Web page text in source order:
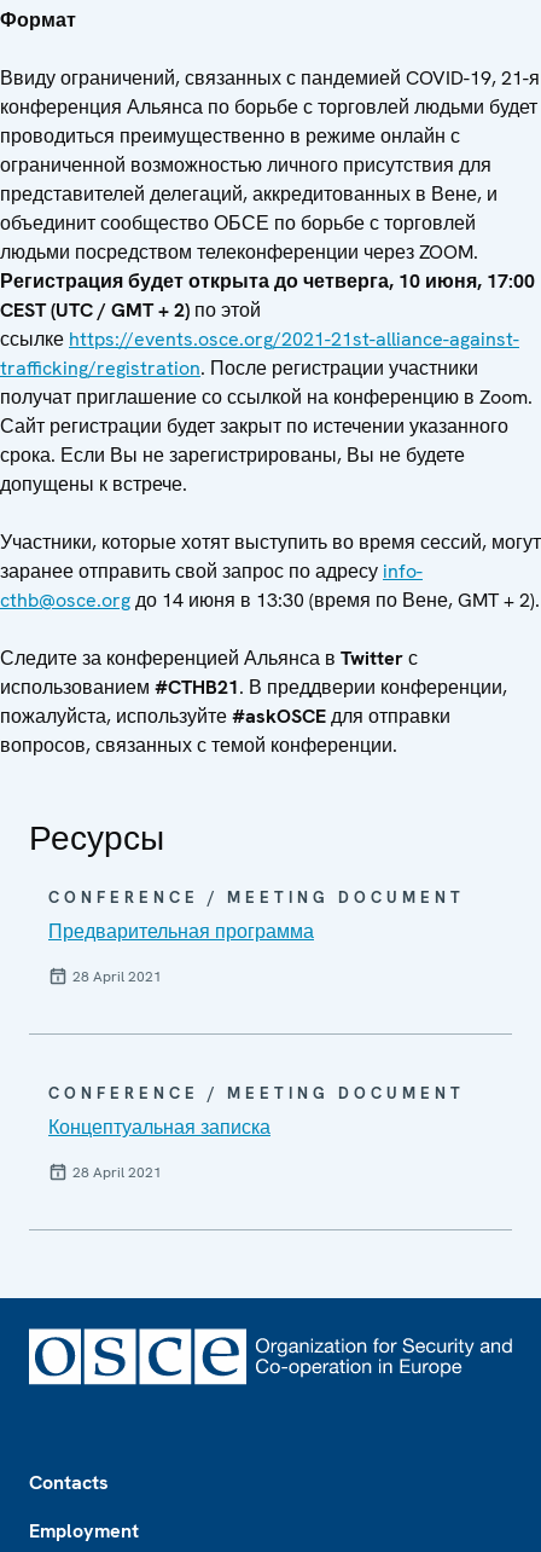
Формат
Ввиду ограничений, связанных с пандемией COVID-19, 21-я
конференция Альянса по борьбе с торговлей людьми будет
проводиться преимущественно в режиме онлайн с
ограниченной возможностью личного присутствия для
представителей делегаций, аккредитованных в Вене, и
объединит сообщество ОБСЕ по борьбе с торговлей
людьми посредством телеконференции через ZOOM.
Регистрация будет открыта до четверга, 10 июня, 17:00
CEST(UTC/ GMT+ 2) по этой
ссылке https://events.osce.org/2021-21st-alliance-against-
trafficking/registration. После регистрации участники
получат приглашение со ссылкой на конференцию в Zoom.
Сайт регистрации будет закрыт по истечении указанного
срока. Если Вы не зарегистрированы, Вы не будете
допущены к встрече.
Участники, которые хотят выступить во время сессий, могут
заранее отправить свой запрос по адресу info-
cthb@osce.orgдо 14 июня в 13:30 (время по Вене, GMT + 2).
Следите за конференцией Альянса в Twitterс
использованием #CTHB21. В преддверии конференции,
пожалуйста, используйте#askOSCEдля отправки
вопросов, связанных с темой конференции.
Ресурсы
CONFERENCE / MEETING DOCUMENT
Предварительная программа
28 April 2021
CONFERENCE / MEETING DOCUMENT
Концептуальная записка
28 April 2021
Contacts
Employment